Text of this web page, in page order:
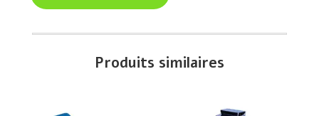
Produits similaires